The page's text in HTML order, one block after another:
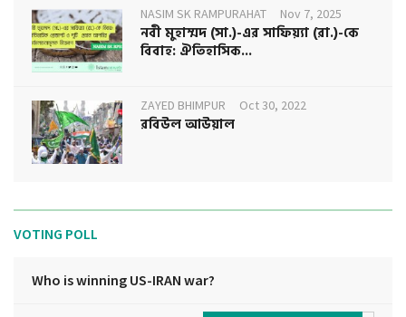
NASIM SK RAMPURAHAT Nov 7, 2025
নবী মুহাম্মদ (সা.)-এর সাফিয়্যা (রা.)-কে
বিবাহ: ঐতিহাসিক...
ZAYED BHIMPUR Oct 30, 2022
রবিউল আউয়াল
VOTING POLL
Who is winning US-IRAN war?